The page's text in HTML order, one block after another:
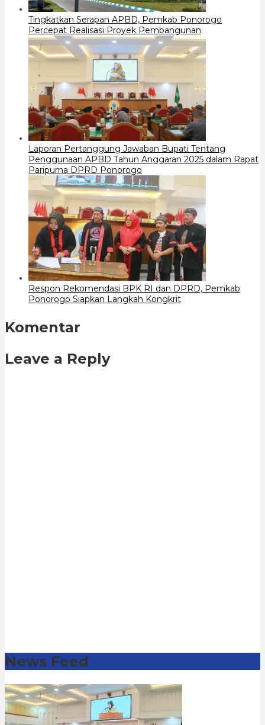
Tingkatkan Serapan APBD, Pemkab Ponorogo
Percepat Realisasi Proyek Pembangunan
Laporan Pertanggung Jawaban Bupati Tentang
Penggunaan APBD Tahun Anggaran 2025 dalam Rapat
Paripurna DPRD Ponorogo
Respon Rekomendasi BPK RI dan DPRD, Pemkab
Ponorogo Siapkan Langkah Kongkrit
Komentar
Leave a Reply
News Feed